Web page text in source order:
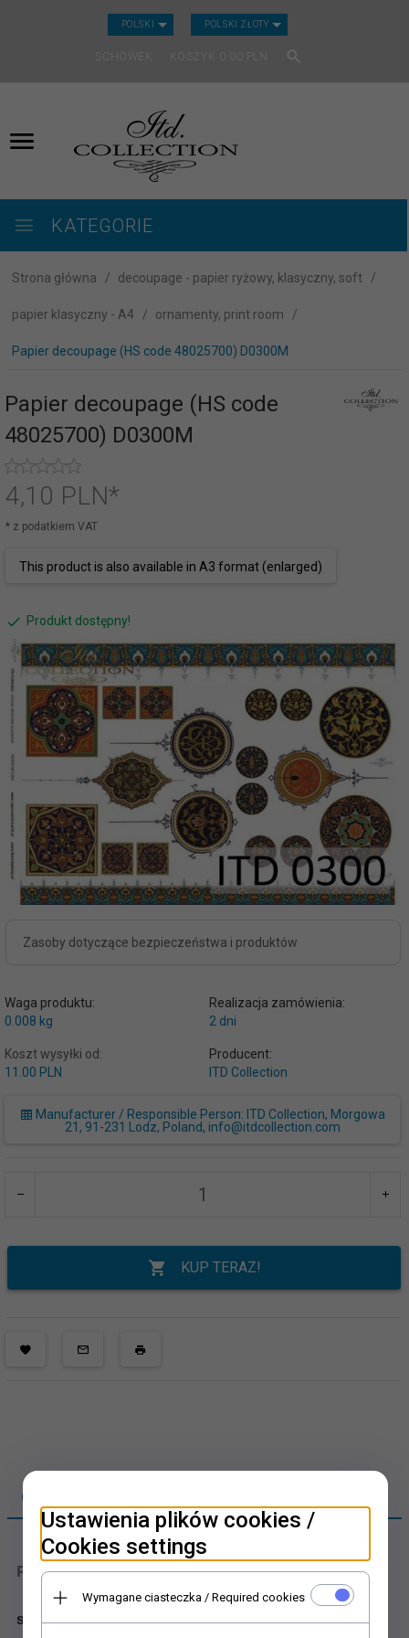
POLSKI CURRENCY_H
POLSKI ZŁOTY
SCHOWEK KOSZYK
KATEGORIE
Strona główna decoupage - papier ryżowy, klasyczny, soft
papier klasyczny - A4 ornamenty, print room
Papier decoupage (HS code 48025700) D0300M
Papier decoupage (HS code
48025700) D0300M
4,10 PLN*
* z podatkiem VAT
This product is also available in A3 format (enlarged)
Produkt dostępny!
Zasoby dotyczące bezpieczeństwa i produktów
Waga produktu:
0.008 kg
Realizacja zamówienia:
2 dni
Koszt wysyłki od:
11.00 PLN
Producent:
ITD Collection
Manufacturer / Responsible Person: ITD Collection, Morgowa
21, 91-231 Lodz, Poland, info@itdcollection.com
KUP TERAZ!
OPIS PRODUKTU
Papier do decoupage
sztuka
Ustawienia plików cookies /
Cookies settings
Wymagane ciasteczka / Required cookies